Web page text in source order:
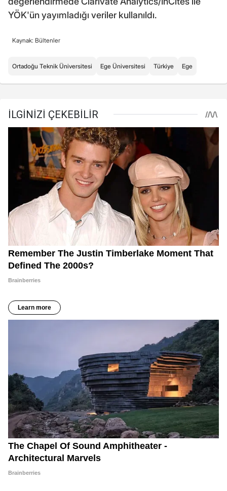
YÖK'ün yayımladığı veriler kullanıldı.
Kaynak: Bültenler
Ortadoğu Teknik Üniversitesi Ege Üniversitesi Türkiye Ege